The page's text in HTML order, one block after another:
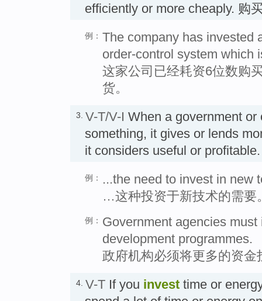
efficiently or more cheaply. 购
例： The company has invested
order-control system which
这家公司已经耗资6位数购
货。
3. V-T/V-I When a government
something, it gives or lends
it considers useful or
例：
...the need to invest in new
…这种投资于新技术的需要
例： Government agencies
development programmes.
政府机构必须将更多的资
4. V-T If you invest time or